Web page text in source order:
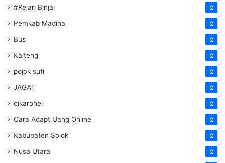
#Kejari Binjai 2
Pemkab Madina 2
Bus 2
Kalteng 2
pojok sufi 2
JAGAT 2
cikarohel 2
Cara Adapt Uang Online 2
Kabupaten Solok 2
Nusa Utara 2